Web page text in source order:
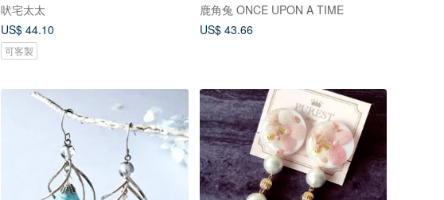
吠宅太太
US$ 44.10
可客製
鹿角兔 ONCE UPON A TIME
US$ 43.66